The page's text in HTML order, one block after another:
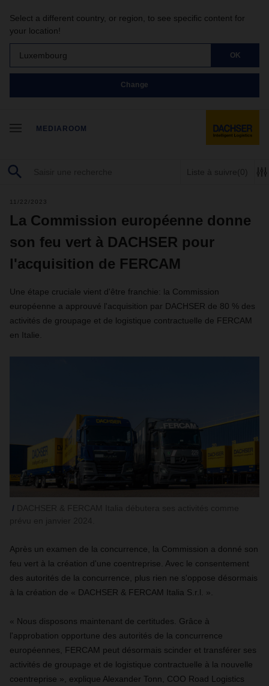
Select a different country, or region, to see specific content for
your location!
Luxembourg OK
Change
MEDIAROOM
Liste à suivre(0)
11/22/2023
La Commission européenne donne
son feu vert à DACHSER pour
l'acquisition de FERCAM
Une étape cruciale vient d'être franchie: la Commission
européenne a approuvé l'acquisition par DACHSER de 80 % des
activités de groupage et de logistique contractuelle de FERCAM
en Italie.
Après un examen de la concurrence, la Commission a donné son
feu vert à la création d'une coentreprise. Avec le consentement
des autorités de la concurrence, plus rien ne s'oppose désormais
à la création de « DACHSER & FERCAM Italia S.r.l. ».
« Nous disposons maintenant de certitudes. Grâce à
l'approbation opportune des autorités de la concurrence
européennes, FERCAM peut désormais scinder et transférer ses
activités de groupage et de logistique contractuelle à la nouvelle
coentreprise », explique Alexander Tonn, COO Road Logistics